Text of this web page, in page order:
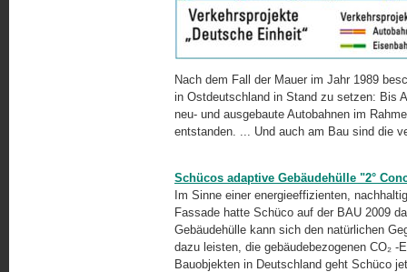
Nach dem Fall der Mauer im Jahr 1989
in Ostdeutschland in Stand zu setzen: Bis
neu- und ausgebaute Autobahnen im
entstanden. ... Und auch am Bau sind die
Schücos adaptive Gebäudehülle "2°
Im Sinne einer energieeffizienten,
Fassade hatte Schüco auf der BAU 2009
Gebäudehülle kann sich den natürlichen
dazu leisten, die gebäudebezogenen CO₂
Bauobjekten in Deutschland geht Schüco